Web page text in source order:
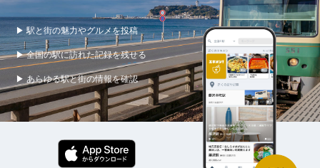
▶ 駅と街の魅力やグルメを投稿
▶ 全国の駅に訪れた記録を残せる
▶ あらゆる駅と街の情報を確認